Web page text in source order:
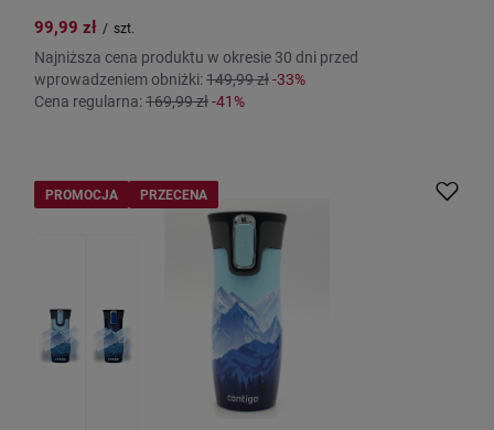
99,99 zł / szt.
Najniższa cena produktu w okresie 30 dni przed
wprowadzeniem obniżki:149,99 zł-33%
Cena regularna:169,99 zł-41%
PROMOCJA PRZECENA